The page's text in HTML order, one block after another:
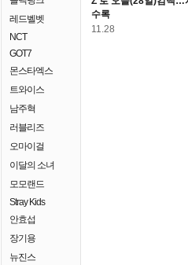
레드벨벳
NCT
GOT7
몬스타엑스
트와이스
남주혁
러블리즈
오마이걸
이달의 소녀
모모랜드
Stray Kids
안효섭
장기용
뉴진스
수록
11.28